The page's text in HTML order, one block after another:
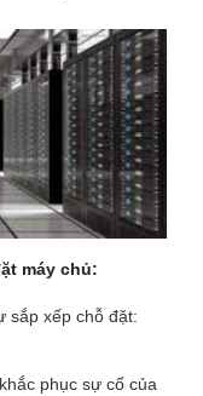
máy chủ:
sắp xếp chỗ đặt:
phục sự cố của